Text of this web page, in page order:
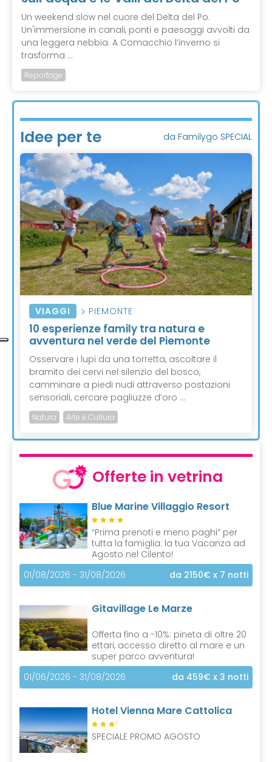
Un weekend slow nel cuore del Delta del Po.
Un'immersione in canali, ponti e paesaggi avvolti da
una leggera nebbia. A Comacchio l’inverno si
trasforma ...
Reportage
Idee per te da Familygo SPECIAL
VIAGGI PIEMONTE
10 esperienze family tra natura e
avventura nel verde del Piemonte
Osservare i lupi da una torretta, ascoltare il
bramito dei cervi nel silenzio del bosco,
camminare a piedi nudi attraverso postazioni
sensoriali, cercare pagliuzze d’oro ...
Natura Arte e Cultura
Offerte in vetrina
Blue Marine Villaggio Resort
“Prima prenoti e meno paghi” per
tutta la famiglia: la tua Vacanza ad
Agosto nel Cilento!
01/08/2026 - 31/08/2026
da 2150€ x 7 notti
Gitavillage Le Marze
Offerta fino a -10%: pineta di oltre 20
ettari, accesso diretto al mare e un
super parco avventura!
01/06/2026 - 31/08/2026
da 459€ x 3 notti
Hotel Vienna Mare Cattolica
S
SPECIALE PROMO AGOSTO